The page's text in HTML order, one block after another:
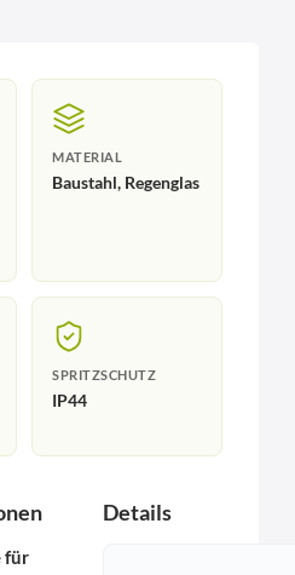
MATERIAL
Baustahl, Regenglas
SPRITZSCHUTZ
IP44
für
Details